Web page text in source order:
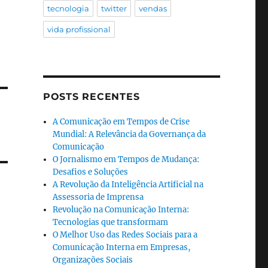
tecnologia twitter vendas
vida profissional
POSTS RECENTES
A Comunicação em Tempos de Crise
Mundial: A Relevância da Governança da
Comunicação
O Jornalismo em Tempos de Mudança:
Desafios e Soluções
A Revolução da Inteligência Artificial na
Assessoria de Imprensa
Revolução na Comunicação Interna:
Tecnologias que transformam
O Melhor Uso das Redes Sociais para a
Comunicação Interna em Empresas,
Organizações Sociais